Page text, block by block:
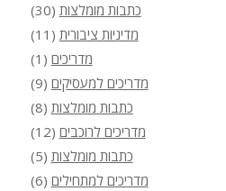
כתבות מומלצות (30)
מדיניות ציבורית (11)
מדריכים (1)
מדריכים למעסיקים (9)
כתבות מומלצות (8)
מדריכים לרוכבים (12)
כתבות מומלצות (5)
מדריכים למתחילים (6)